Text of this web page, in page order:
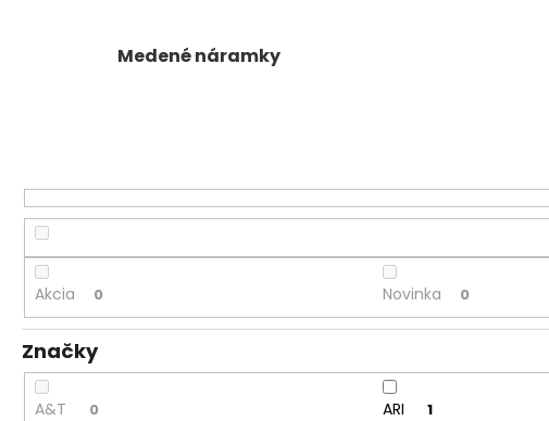
Medené náramky
Akcia 0 Novinka 0
Značky
A&T 0 ARI 1